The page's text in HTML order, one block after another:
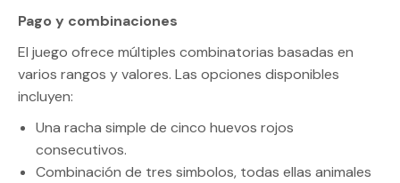
Pago y combinaciones
El juego ofrece múltiples combinatorias basadas en
varios rangos y valores. Las opciones disponibles
incluyen:
Una racha simple de cinco huevos rojos
consecutivos.
Combinación de tres simbolos, todas ellas animales